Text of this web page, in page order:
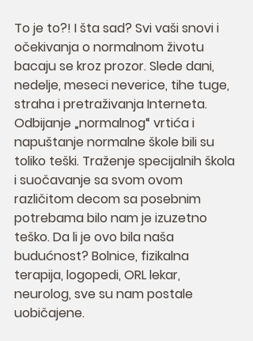
To je to?! I šta sad? Svi vaši snovi i
očekivanja o normalnom životu
bacaju se kroz prozor. Slede dani,
nedelje, meseci neverice, tihe tuge,
straha i pretraživanja Interneta.
Odbijanje „normalnog“ vrtića i
napuštanje normalne škole bili su
toliko teški. Traženje specijalnih škola
i suočavanje sa svom ovom
različitom decom sa posebnim
potrebama bilo nam je izuzetno
teško. Da li je ovo bila naša
budućnost? Bolnice, fizikalna
terapija, logopedi, ORL lekar,
neurolog, sve su nam postale
uobičajene.